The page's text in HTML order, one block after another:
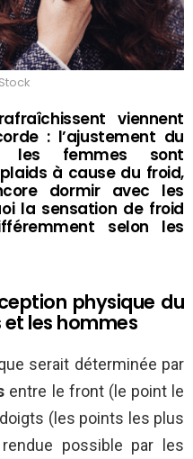
viennent
: l’ajustement du
les femmes sont
à cause du froid,
dormir avec les
la sensation de froid
selon les
physique du
les hommes
serait déterminée par
entre le front (le point le
(les points les plus
possible par les